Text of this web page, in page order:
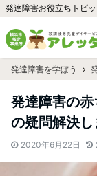
発達障害お役立ちトピ
発達障害を学ぼう
発達障害の
の疑問解決し
2020年6月22日